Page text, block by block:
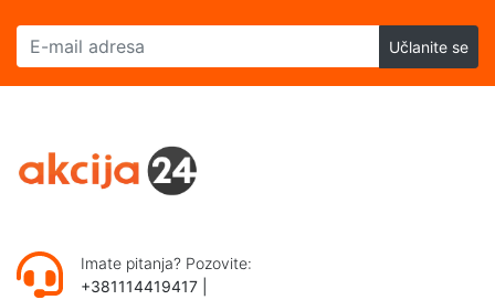
E-mail adresa
Učlanite se
Imate pitanja? Pozovite:
+381114419417